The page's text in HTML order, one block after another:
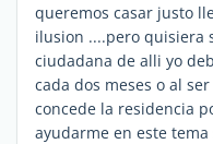
queremos casar justo
ilusion ....pero quisiera
ciudadana de alli yo
cada dos meses o al
concede la residencia
ayudarme en este